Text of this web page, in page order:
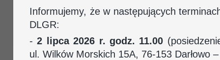
Informujemy, że w następujących
DLGR:
-2 lipca 2026 r. godz. 11.00
ul. Wilków Morskich 15A, 76-153 Darłowo